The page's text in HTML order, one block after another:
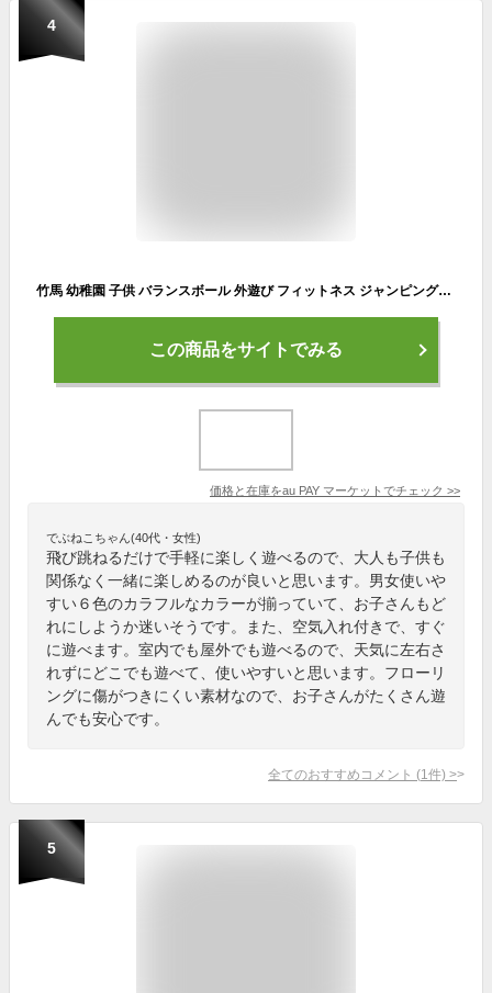
4
竹馬 幼稚園 子供 バランスボール 外遊び フィットネス ジャンピングボール おもちゃ ホッピング 屋外 遊具 体幹 トレーニング スポーツ
この商品をサイトでみる
価格と在庫をau PAY マーケット でチェック >>
でぶねこちゃん(40代・女性)
飛び跳ねるだけで手軽に楽しく遊べるので、大人も子供も
関係なく一緒に楽しめるのが良いと思います。男女使いや
すい６色のカラフルなカラーが揃っていて、お子さんもど
れにしようか迷いそうです。また、空気入れ付きで、すぐ
に遊べます。室内でも屋外でも遊べるので、天気に左右さ
れずにどこでも遊べて、使いやすいと思います。フローリ
ングに傷がつきにくい素材なので、お子さんがたくさん遊
んでも安心です。
全てのおすすめコメント (1 件) >
5